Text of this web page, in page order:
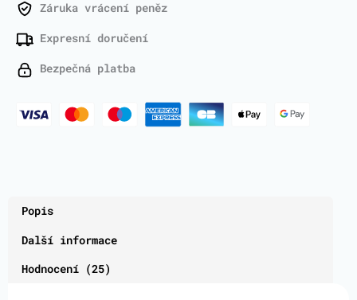
-
Liter
Záruka vrácení peněz
Expresní doručení
Bezpečná platba
Popis
Další informace
Hodnocení (25)